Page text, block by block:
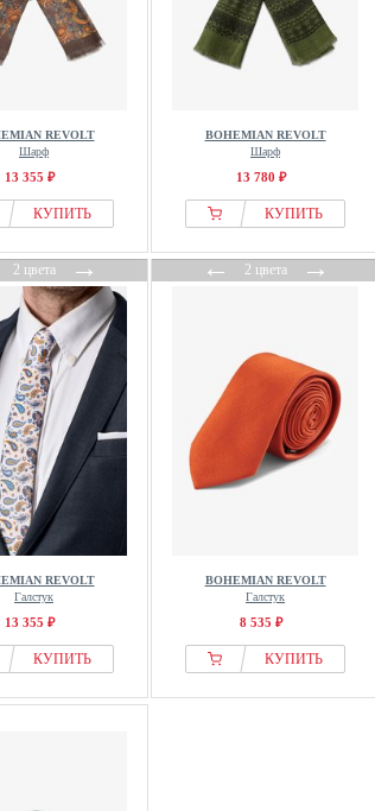
REVOLT
Шарф
13 355 ₽
КУПИТЬ
BOHEMIAN REVOLT
Шарф
13 780 ₽
КУПИТЬ
2 цвета→
REVOLT
Галстук
13 355 ₽
КУПИТЬ
←2 цвета→
BOHEMIAN REVOLT
Галстук
8 535 ₽
КУПИТЬ